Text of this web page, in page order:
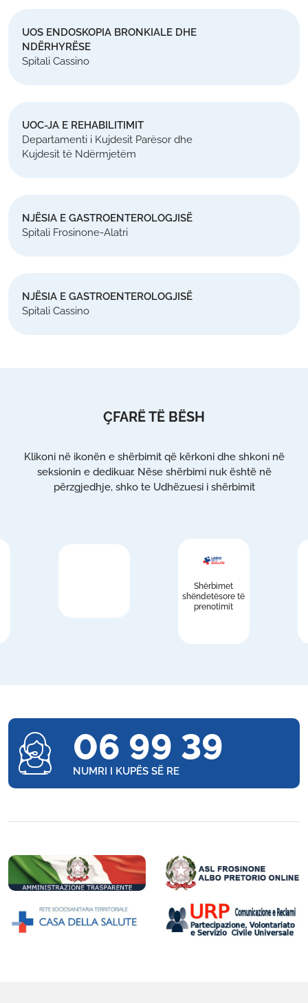
UOS ENDOSKOPIA BRONKIALE DHE
NDËRHYRËSE
Spitali Cassino
UOC-JA E REHABILITIMIT
Departamenti i Kujdesit Parësor dhe
Kujdesit të Ndërmjetëm
NJËSIA E GASTROENTEROLOGJISË
Spitali Frosinone-Alatri
NJËSIA E GASTROENTEROLOGJISË
Spitali Cassino
ÇFARË TË BËSH
Klikoni në ikonën e shërbimit që kërkoni dhe shkoni në
seksionin e dedikuar. Nëse shërbimi nuk është në
përzgjedhje, shko te Udhëzuesi i shërbimit
Shërbimet
shëndetësore të
prenotimit
06 99 39
NUMRI I KUPËS SË RE